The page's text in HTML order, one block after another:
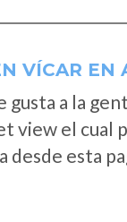
VÍCAR EN
gusta a la
view el cual
desde esta